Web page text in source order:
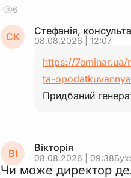
6
СК Стефанія,
08.08.2026 | 12:07
https://
ta-opodatkuvannya
Придбаний
ВІ Вікторія
08.08.2026 | 09:38
Чи може директор